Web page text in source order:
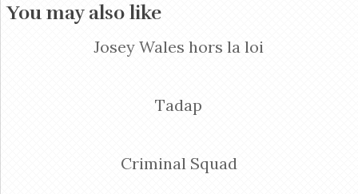
You may also like
Josey Wales hors la loi
Tadap
Criminal Squad